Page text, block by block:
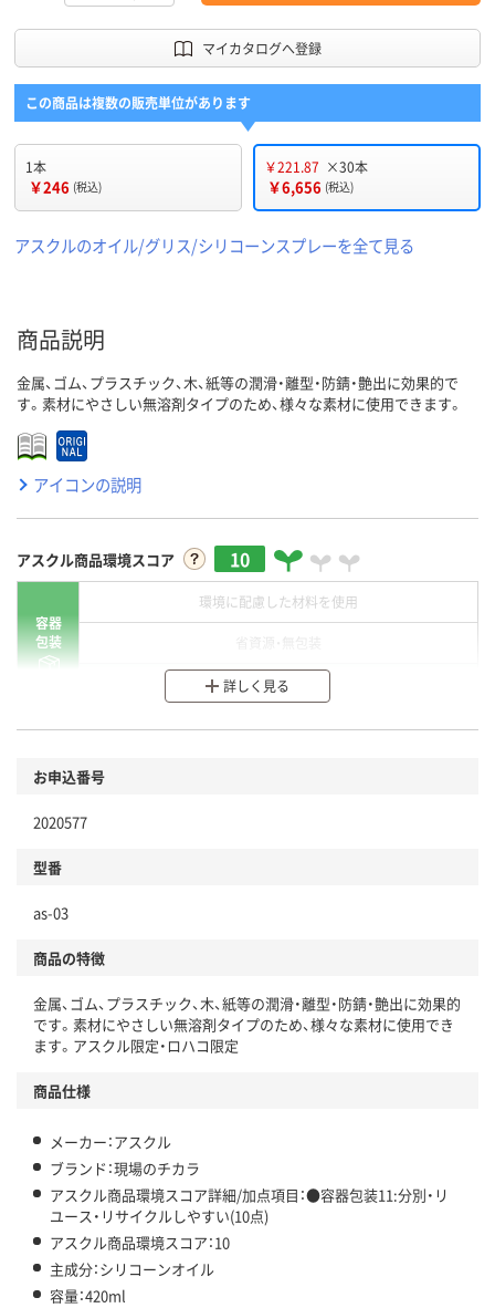
マイカタログへ登録
この商品は複数の販売単位があります
1本
￥246 (税込)
￥221.87 ×30本
￥6,656 (税込)
アスクルのオイル/グリス/シリコーンスプレーを全て見る
商品説明
金属、ゴム、プラスチック、木、紙等の潤滑・離型・防錆・艶出に効果的で
す。素材にやさしい無溶剤タイプのため、様々な素材に使用できます。
アイコンの説明
アスクル商品環境スコア 10
容器
包装
環境に配慮した材料を使用
分別・リサイクルしやすい設計
本体
仕組
この商品の環境配慮ポイントです。下記商品詳細「
アスクル商品環境スコア詳細／加点項目
」で確認できます。
詳しく見る
お申込番号
2020577
型番
as-03
商品の特徴
金属、ゴム、プラスチック、木、紙等の潤滑・離型・防錆・艶出に効果的
です。素材にやさしい無溶剤タイプのため、様々な素材に使用でき
ます。アスクル限定・ロハコ限定
商品仕様
メーカー：アスクル
ブランド：現場のチカラ
アスクル商品環境スコア詳細/加点項目：●容器包装11:分別・リ
ユース・リサイクルしやすい(10点)
アスクル商品環境スコア：10
主成分：シリコーンオイル
容量：420ml